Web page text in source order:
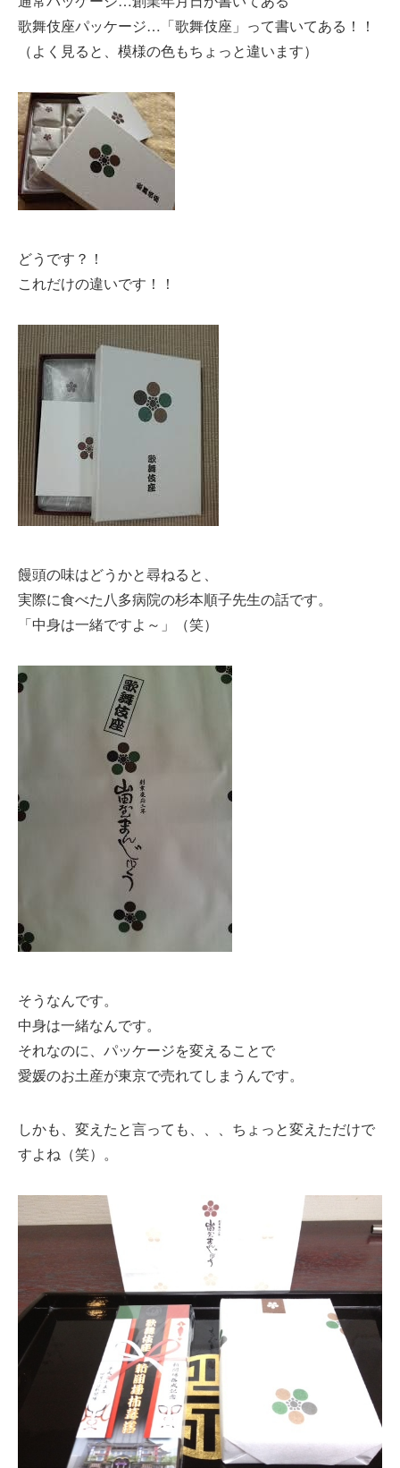
歌舞伎座パッケージ…「歌舞伎座」って書いてある！！
（よく見ると、模様の色もちょっと違います）
どうです？！
これだけの違いです！！
饅頭の味はどうかと尋ねると、
実際に食べた八多病院の杉本順子先生の話です。
「中身は一緒ですよ～」（笑）
そうなんです。
中身は一緒なんです。
それなのに、パッケージを変えることで
愛媛のお土産が東京で売れてしまうんです。
しかも、変えたと言っても、、、ちょっと変えただけで
すよね（笑）。